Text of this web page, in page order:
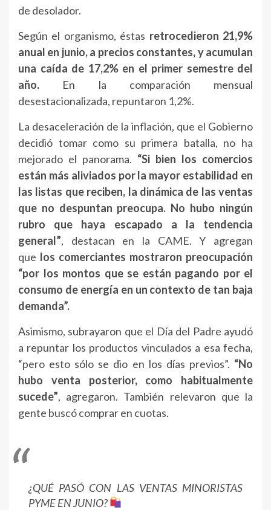
de desolador.
Según el organismo, éstas retrocedieron 21,9%
anual en junio, a precios constantes, y acumulan
una caída de 17,2% en el primer semestre del
año. En la comparación mensual
desestacionalizada, repuntaron 1,2%.
La desaceleración de la inflación, que el Gobierno
decidió tomar como su primera batalla, no ha
mejorado el panorama. “Si bien los comercios
están más aliviados por la mayor estabilidad en
las listas que reciben, la dinámica de las ventas
que no despuntan preocupa. No hubo ningún
rubro que haya escapado a la tendencia
general”, destacan en la CAME. Y agregan
que los comerciantes mostraron preocupación
“por los montos que se están pagando por el
consumo de energía en un contexto de tan baja
demanda”.
Asimismo, subrayaron que el Día del Padre ayudó
a repuntar los productos vinculados a esa fecha,
“pero esto sólo se dio en los días previos”. “No
hubo venta posterior, como habitualmente
sucede”, agregaron. También relevaron que la
gente buscó comprar en cuotas.
¿QUÉ PASÓ CON LAS VENTAS MINORISTAS
PYME EN JUNIO?